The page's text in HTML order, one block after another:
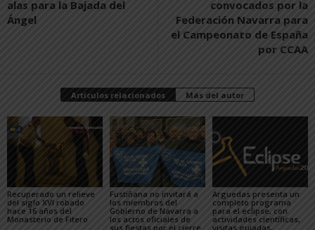
alas para la Bajada del
Ángel
convocados por la
Federación Navarra para
el Campeonato de España
por CCAA
Artículos relacionados Más del autor
Recuperado un relieve
del siglo XVI robado
hace 16 años del
Monasterio de Fitero
Fustiñana no invitará a
los miembros del
Gobierno de Navarra a
los actos oficiales de
sus fiestas por el cierre
Arguedas presenta un
completo programa
para el eclipse, con
actividades científicas,
visitas guiadas,